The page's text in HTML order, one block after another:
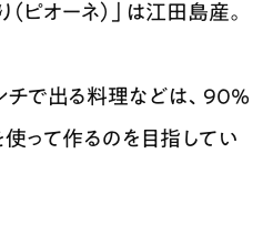
（ピオーネ）」は江田島産。
チで出る料理などは、90%
って作るのを目指してい